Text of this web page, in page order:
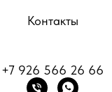
Контакты
+7 926 566 26 66